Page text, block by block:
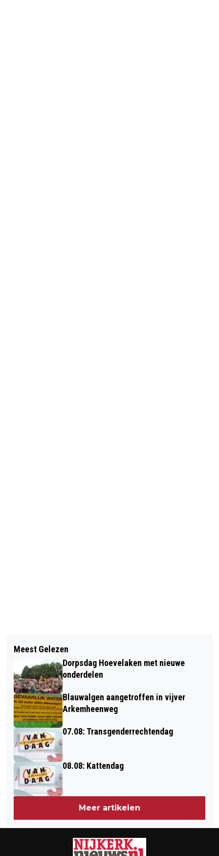
LEKKER HARDLOOPWEER TIJDENS
VELUWEPOORTLOOP
NSC VERLOOR THUIS TEGEN FLEVO
BOYS MET 2-4
Meest Gelezen
Dorpsdag Hoevelaken met nieuwe
onderdelen
Blauwalgen aangetroffen in vijver
Arkemheenweg
07.08: Transgenderrechtendag
08.08: Kattendag
Meer artikelen